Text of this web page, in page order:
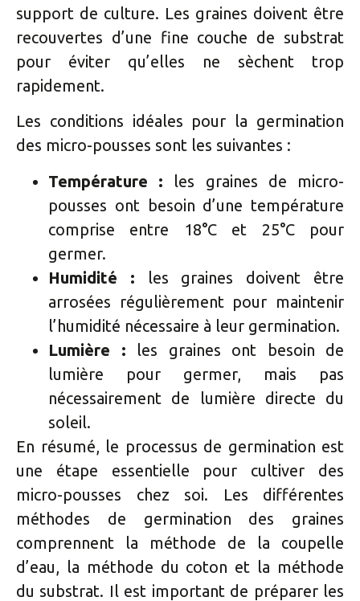
support de culture. Les graines doivent être
recouvertes d’une fine couche de substrat
pour éviter qu’elles ne sèchent trop
rapidement.
Les conditions idéales pour la germination
des micro-pousses sont les suivantes :
Température : les graines de micro-
pousses ont besoin d’une température
comprise entre 18°C et 25°C pour
germer.
Humidité : les graines doivent être
arrosées régulièrement pour maintenir
l’humidité nécessaire à leur germination.
Lumière : les graines ont besoin de
lumière pour germer, mais pas
nécessairement de lumière directe du
soleil.
En résumé, le processus de germination est
une étape essentielle pour cultiver des
micro-pousses chez soi. Les différentes
méthodes de germination des graines
comprennent la méthode de la coupelle
d’eau, la méthode du coton et la méthode
du substrat. Il est important de préparer les